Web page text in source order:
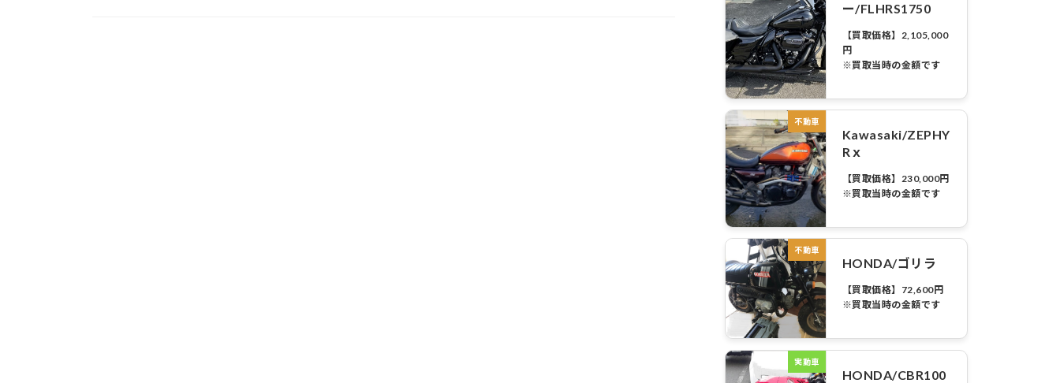
ー/FLHRS1750
【買取価格】2,105,000
円
※買取当時の金額です
不動車
Kawasaki/ZEPHY
Rｘ
【買取価格】230,000円
※買取当時の金額です
不動車
HONDA/ゴリラ
【買取価格】72,600円
※買取当時の金額です
実動車
HONDA/CBR100